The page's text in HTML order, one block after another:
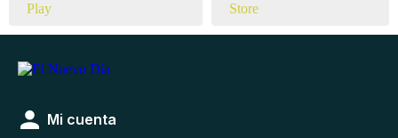
Mi cuenta